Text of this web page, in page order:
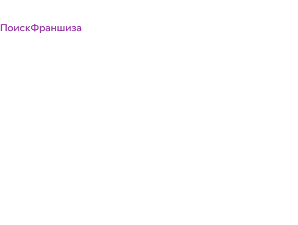
ПоискФраншиза